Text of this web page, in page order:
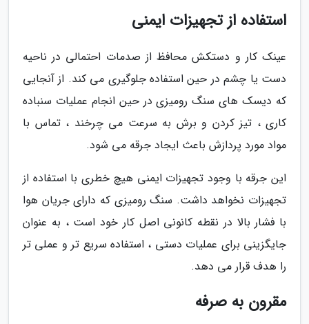
استفاده از تجهیزات ایمنی
عینک کار و دستکش محافظ از صدمات احتمالی در ناحیه
دست یا چشم در حین استفاده جلوگیری می کند. از آنجایی
که دیسک های سنگ رومیزی در حین انجام عملیات سنباده
کاری ، تیز کردن و برش به سرعت می چرخند ، تماس با
مواد مورد پردازش باعث ایجاد جرقه می شود.
این جرقه با وجود تجهیزات ایمنی هیچ خطری با استفاده از
تجهیزات نخواهد داشت. سنگ رومیزی که دارای جریان هوا
با فشار بالا در نقطه کانونی اصل کار خود است ، به عنوان
جایگزینی برای عملیات دستی ، استفاده سریع تر و عملی تر
را هدف قرار می دهد.
مقرون به صرفه